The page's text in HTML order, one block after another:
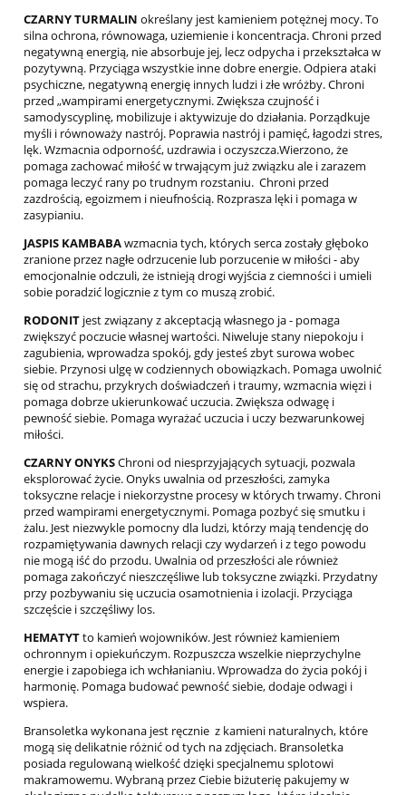
CZARNY TURMALIN określany jest kamieniem potężnej mocy. To
silna ochrona, równowaga, uziemienie i koncentracja. Chroni przed
negatywną energią, nie absorbuje jej, lecz odpycha i przekształca w
pozytywną. Przyciąga wszystkie inne dobre energie. Odpiera ataki
psychiczne, negatywną energię innych ludzi i złe wróżby. Chroni
przed „wampirami energetycznymi. Zwiększa czujność i
samodyscyplinę, mobilizuje i aktywizuje do działania. Porządkuje
myśli i równoważy nastrój. Poprawia nastrój i pamięć, łagodzi stres,
lęk. Wzmacnia odporność, uzdrawia i oczyszcza.Wierzono, że
pomaga zachować miłość w trwającym już związku ale i zarazem
pomaga leczyć rany po trudnym rozstaniu. Chroni przed
zazdrością, egoizmem i nieufnością. Rozprasza lęki i pomaga w
zasypianiu.
JASPIS KAMBABAwzmacnia tych, których serca zostały głęboko
zranione przez nagłe odrzucenie lub porzucenie w miłości - aby
emocjonalnie odczuli, że istnieją drogi wyjścia z ciemności i umieli
sobie poradzić logicznie z tym co muszą zrobić.
RODONIT jest związany z akceptacją własnego ja - pomaga
zwiększyć poczucie własnej wartości. Niweluje stany niepokoju i
zagubienia, wprowadza spokój, gdy jesteś zbyt surowa wobec
siebie. Przynosi ulgę w codziennych obowiązkach. Pomaga uwolnić
się od strachu, przykrych doświadczeń i traumy, wzmacnia więzi i
pomaga dobrze ukierunkować uczucia. Zwiększa odwagę i
pewność siebie. Pomaga wyrażać uczucia i uczy bezwarunkowej
miłości.
CZARNY ONYKSChroni od niesprzyjających sytuacji, pozwala
eksplorować życie. Onyks uwalnia od przeszłości, zamyka
toksyczne relacje i niekorzystne procesy w których trwamy. Chroni
przed wampirami energetycznymi. Pomaga pozbyć się smutku i
żalu. Jest niezwykle pomocny dla ludzi, którzy mają tendencję do
rozpamiętywania dawnych relacji czy wydarzeń i z tego powodu
nie mogą iść do przodu. Uwalnia od przeszłości ale również
pomaga zakończyć nieszczęśliwe lub toksyczne związki. Przydatny
przy pozbywaniu się uczucia osamotnienia i izolacji. Przyciąga
szczęście i szczęśliwy los.
HEMATYTto kamień wojowników. Jest również kamieniem
ochronnym i opiekuńczym. Rozpuszcza wszelkie nieprzychylne
energie i zapobiega ich wchłanianiu. Wprowadza do życia pokój i
harmonię. Pomaga budować pewność siebie, dodaje odwagi i
wspiera.
Bransoletka wykonana jest ręcznie z kamieni naturalnych, które
mogą się delikatnie różnić od tych na zdjęciach. Bransoletka
posiada regulowaną wielkość dzięki specjalnemu splotowi
makramowemu. Wybraną przez Ciebie biżuterię pakujemy w